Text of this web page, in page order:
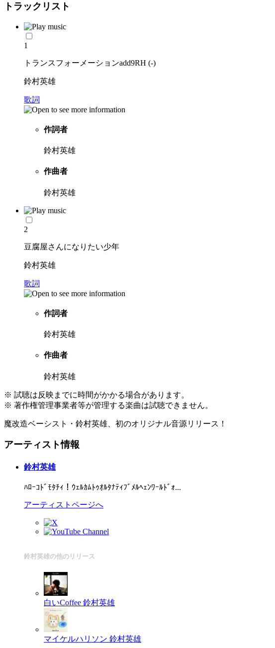
トラックリスト
1
トランスフォーメーションadd9RH (-)
鈴村英雄
歌詞
作詞者
鈴村英雄
作曲者
鈴村英雄
2
豆腐屋さんになりたい少年
鈴村英雄
歌詞
作詞者
鈴村英雄
作曲者
鈴村英雄
※ 試聴は反映までに時間がかかる場合があります。
※ 著作権管理事業者等が管理する楽曲は試聴できません。
魔改造ベーシスト・鈴村英雄、初のオリジナル音源リリース！
アーティスト情報
鈴村英雄
ﾊﾛｰｺﾄﾞﾓﾀﾁｨ！ｳｪﾙｶﾑﾄｩｵﾙﾀﾅﾃｨﾌﾞﾒﾙﾍｪﾝﾜｰﾙﾄﾞｫ...
アーティストページへ
鈴村英雄の他のリリース
白いCoffee 鈴村英雄
マイケルハリソン 鈴村英雄